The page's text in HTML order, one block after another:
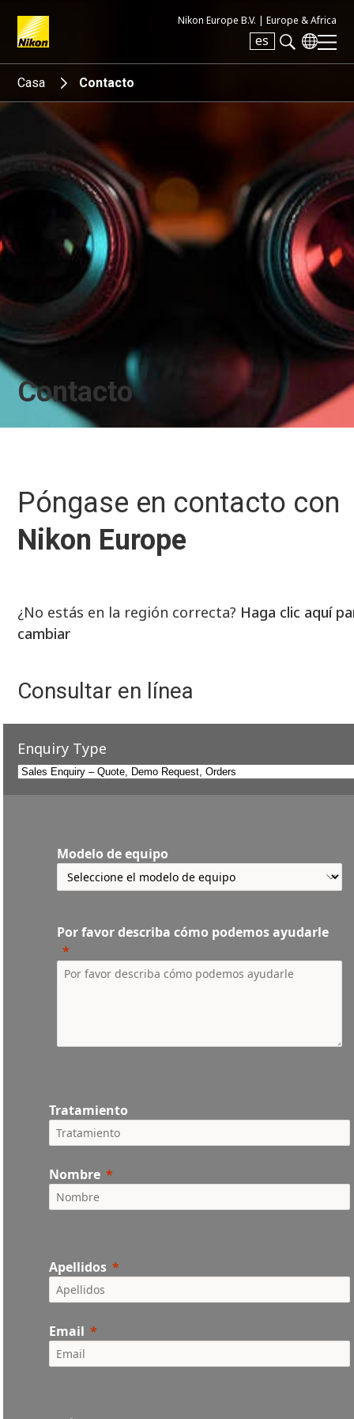
Nikon Europe B.V. | Europe & Africa
es
Search keyword(s)
Casa Contacto
Contacto
Póngase en contacto con
Nikon Europe
¿No estás en la región correcta? Haga clic aquí
cambiar
Consultar en línea
Enquiry Type
Modelo de equipo
Por favor describa cómo podemos ayudarle
Tratamiento
Nombre
Apellidos
Email